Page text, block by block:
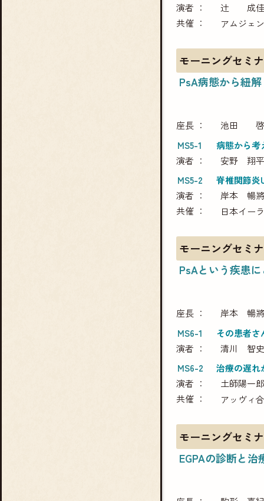
演者
辻 成佳
共催
アムジェ
モーニングセミ
PsA病態から紐
座長
池田 啓
MS5-1
病態から考
演者
安野 翔平
MS5-2
脊椎関節炎
演者
岸本 暢將
共催
日本イー
モーニングセミ
PsAという疾患
座長
岸本 暢將
MS6-1
その患者
演者
清川 智史
MS6-2
治療の遅れ
演者
土師陽一郎
共催
アッヴィ
モーニングセミ
EGPAの診断と